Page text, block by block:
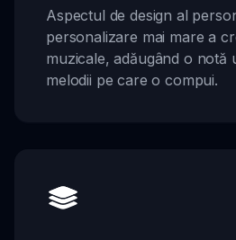
Aspectul de design al
personalizare mai mare a
muzicale, adăugând o notă
melodii pe care o compui.